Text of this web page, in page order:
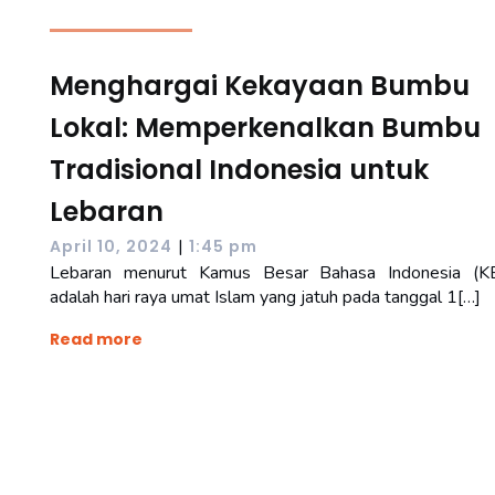
Menghargai Kekayaan Bumbu
Lokal: Memperkenalkan Bumbu
Tradisional Indonesia untuk
Lebaran
April 10, 2024 | 1:45 pm
Lebaran menurut Kamus Besar Bahasa Indonesia
adalah hari raya umat Islam yang jatuh pada tanggal 1[…]
Read more